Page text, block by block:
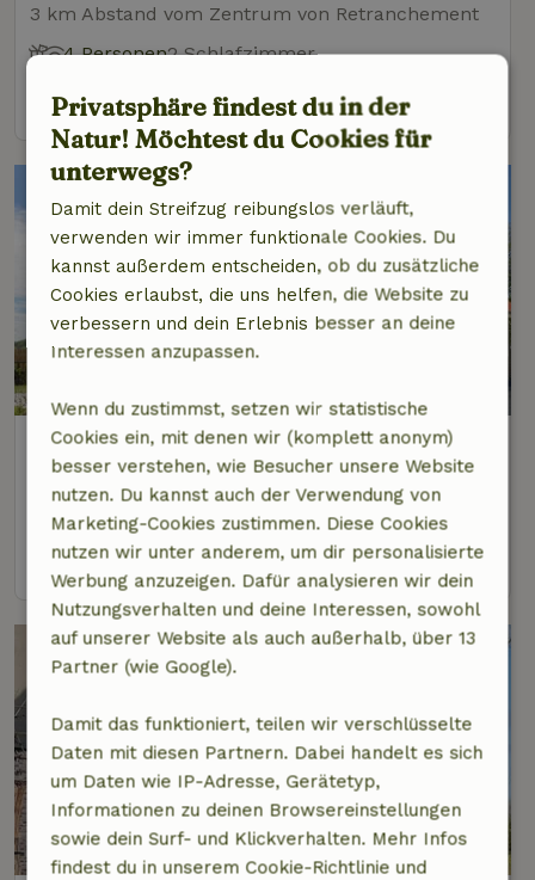
3 km Abstand vom Zentrum von Retranchement
4 Personen2 Schlafzimmer
Ansehen
Naturhäuschen in Cadzand-Bad
3 km Abstand vom Zentrum von Retranchement
6 Personen 3 Schlafzimmer
Ansehen
8,7/10
Privatsphäre findest du in der
Natur! Möchtest du Cookies für
unterwegs?
Damit dein Streifzug reibungslos verläuft,
verwenden wir immer funktionale Cookies. Du
kannst außerdem entscheiden, ob du zusätzliche
Cookies erlaubst, die uns helfen, die Website zu
verbessern und dein Erlebnis besser an deine
Interessen anzupassen.
Wenn du zustimmst, setzen wir statistische
Cookies ein, mit denen wir (komplett anonym)
besser verstehen, wie Besucher unsere Website
nutzen. Du kannst auch der Verwendung von
Marketing-Cookies zustimmen. Diese Cookies
nutzen wir unter anderem, um dir personalisierte
Werbung anzuzeigen. Dafür analysieren wir dein
Nutzungsverhalten und deine Interessen, sowohl
auf unserer Website als auch außerhalb, über 13
Partner (wie Google).
Damit das funktioniert, teilen wir verschlüsselte
Daten mit diesen Partnern. Dabei handelt es sich
um Daten wie IP-Adresse, Gerätetyp,
Informationen zu deinen Browsereinstellungen
sowie dein Surf- und Klickverhalten. Mehr Infos
findest du in unserem Cookie-Richtlinie und